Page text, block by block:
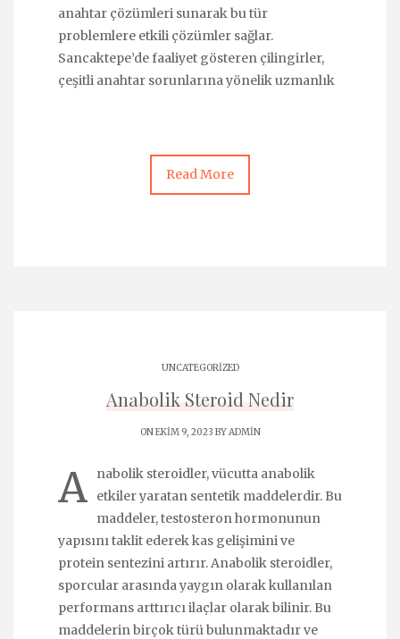
anahtar çözümleri sunarak bu tür
problemlere etkili çözümler sağlar.
Sancaktepe’de faaliyet gösteren çilingirler,
çeşitli anahtar sorunlarına yönelik uzmanlık
Read More
UNCATEGORIZED
Anabolik Steroid Nedir
ON EKIM 9, 2023 BYADMIN
A
nabolik steroidler, vücutta anabolik
etkiler yaratan sentetik maddelerdir. Bu
maddeler, testosteron hormonunun
yapısını taklit ederek kas gelişimini ve
protein sentezini artırır. Anabolik steroidler,
sporcular arasında yaygın olarak kullanılan
performans arttırıcı ilaçlar olarak bilinir. Bu
maddelerin birçok türü bulunmaktadır ve